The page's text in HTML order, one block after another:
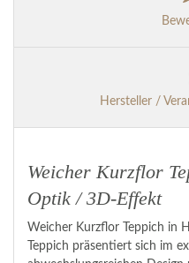
Hersteller /
Weicher Kurzflor
Optik / 3D-Effekt
Weicher Kurzflor Teppich in
Teppich präsentiert sich im